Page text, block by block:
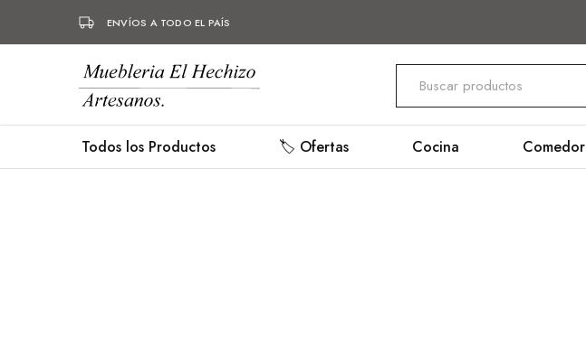
ENVÍOS A TODO EL PAÍS
Mueblería
Hechizo
Muebles
hechos
a
mueblería,
herrería.
Todos los Productos 🏷️ Ofertas Cocina Comedor